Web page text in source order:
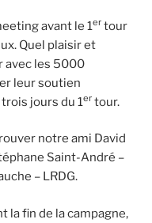
avant le 1er tour
Quel plaisir et
avec les 5000
leur soutien
jours du 1er tour.
notre ami David
Saint-André –
– LRDG.
la fin de la campagne,